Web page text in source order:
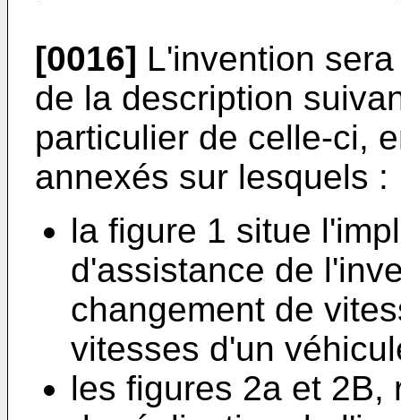
[0016] L'invention
de la description
particulier de celle-ci,
annexés sur lesquels :
la figure 1 situe
d'assistance de
changement de
vitesses d'un
les figures 2a et 2B,